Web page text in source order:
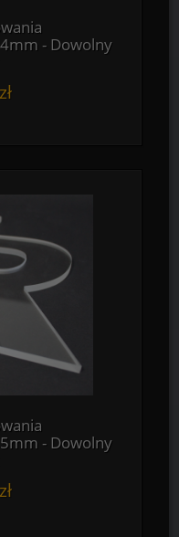
- Dowolny
- Dowolny